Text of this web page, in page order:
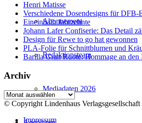
Abonnement
Redaktionsteam
Mediadaten 2026
Henri Matisse
Verschiedene Dosendesigns für DFB-
Eineinhalb Jahrzehnte
Johann Lafer Confiserie: Das Detail
Design für Rewe to go hat gewonnen
PLA-Folie für Schnittblumen und
Barilla Gran Ruote: Hommage an den
Archiv
Archiv
© Copyright Lindenhaus
Impressum